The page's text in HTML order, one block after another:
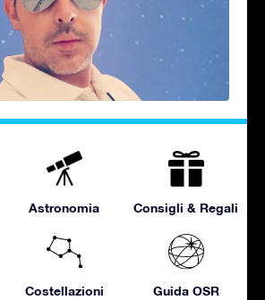
Astronomia Consigli & Regali
Costellazioni Guida OSR